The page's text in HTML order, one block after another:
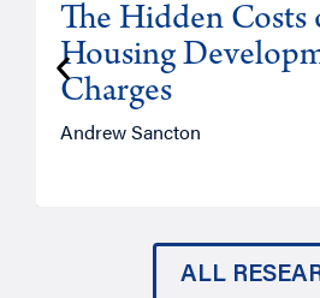
The Hidden Costs
Housing
Charges
Andrew Sancton
ALL